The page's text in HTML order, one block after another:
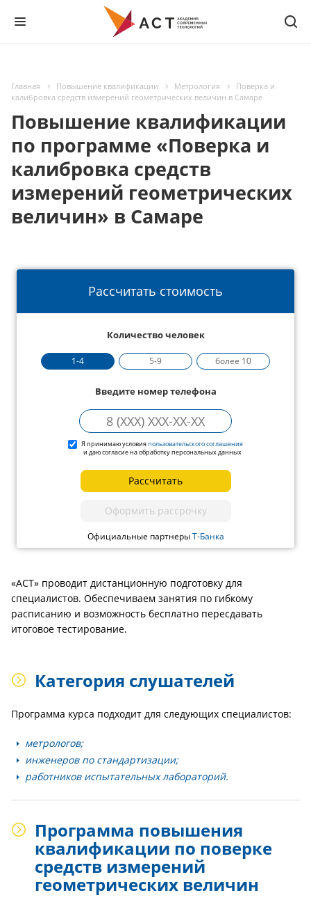
Главная Повышение квалификации Метрология
Поверка и
калибровка средств измерений геометрических величин в Самаре
Повышение квалификации
по программе «Поверка и
калибровка средств
измерений геометрических
величин» в Самаре
Рассчитать стоимость
Количество человек
1-4 5-9 более 10
Введите номер телефона
Я принимаю условияпользовательского соглашения
и даю согласие на обработку персональных данных
Рассчитать
Оформить рассрочку
Официальные партнерыТ-Банка
«АСТ» проводит дистанционную подготовку для
специалистов. Обеспечиваем занятия по гибкому
расписанию и возможность бесплатно пересдавать
итоговое тестирование.
Категория слушателей
Программа курса подходит для следующих специалистов:
метрологов;
инженеров по стандартизации;
работников испытательных лабораторий.
Программа повышения
квалификации по поверке
средств измерений
геометрических величин